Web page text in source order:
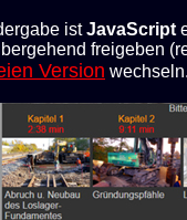
istJavaScript
freigeben
Version wechseln.